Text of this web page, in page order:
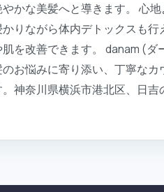
かな美髪へと導きます。 心
りながら体内デトックスも
を改善できます。 danam (
お悩みに寄り添い、丁寧な
神奈川県横浜市港北区、日